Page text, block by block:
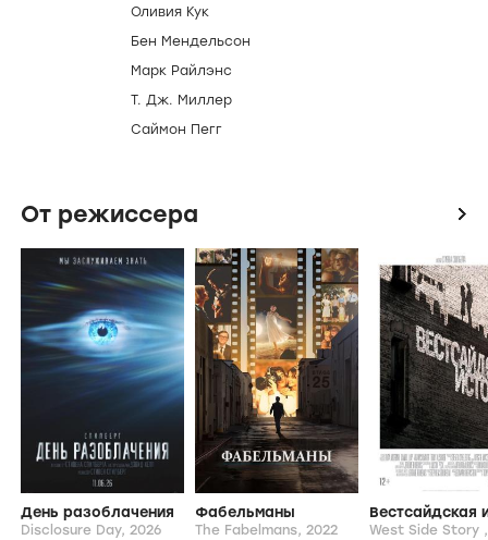
Оливия Кук
Бен Мендельсон
Марк Райлэнс
Т. Дж. Миллер
Саймон Пегг
От режиссера icon
День разоблачения
Disclosure Day, 2026
Фабельманы
The Fabelmans, 2022 West Side Story